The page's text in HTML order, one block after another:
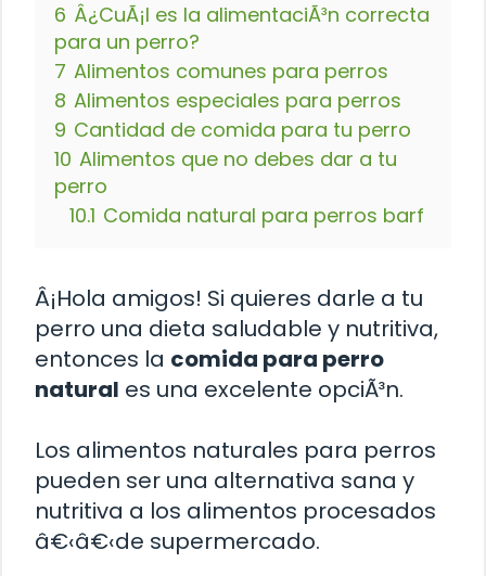
6 Â¿CuÃ¡l es la alimentaciÃ³n correcta
para un perro?
7 Alimentos comunes para perros
8 Alimentos especiales para perros
9 Cantidad de comida para tu perro
10 Alimentos que no debes dar a tu
perro
10.1 Comida natural para perros barf
Â¡Hola amigos! Si quieres darle a tu
perro una dieta saludable y nutritiva,
entonces la comida para perro
natural es una excelente opciÃ³n.
Los alimentos naturales para perros
pueden ser una alternativa sana y
nutritiva a los alimentos procesados
â€‹â€‹de supermercado.